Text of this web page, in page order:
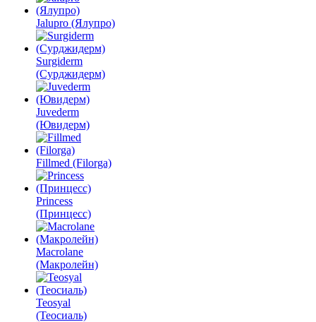
Jalupro (Ялупро)
Surgiderm
(Сурджидерм)
Juvederm
(Ювидерм)
Fillmed (Filorga)
Princess
(Принцесс)
Macrolane
(Макролейн)
Teosyal
(Теосиаль)